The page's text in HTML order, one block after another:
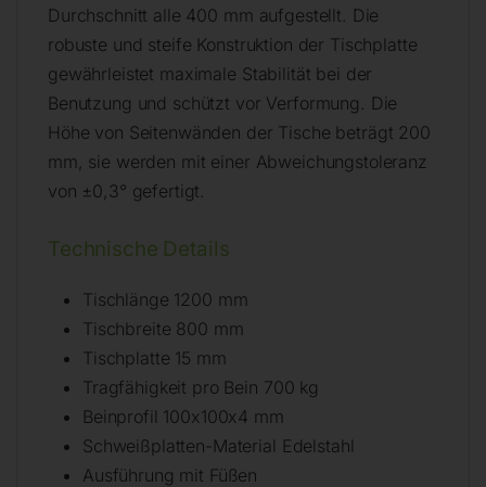
Durchschnitt alle 400 mm aufgestellt. Die
robuste und steife Konstruktion der Tischplatte
gewährleistet maximale Stabilität bei der
Benutzung und schützt vor Verformung. Die
Höhe von Seitenwänden der Tische beträgt 200
mm, sie werden mit einer Abweichungstoleranz
von ±0,3° gefertigt.
Technische Details
Tischlänge 1200 mm
Tischbreite 800 mm
Tischplatte 15 mm
Tragfähigkeit pro Bein 700 kg
Beinprofil 100x100x4 mm
Schweißplatten-Material Edelstahl
Ausführung mit Füßen